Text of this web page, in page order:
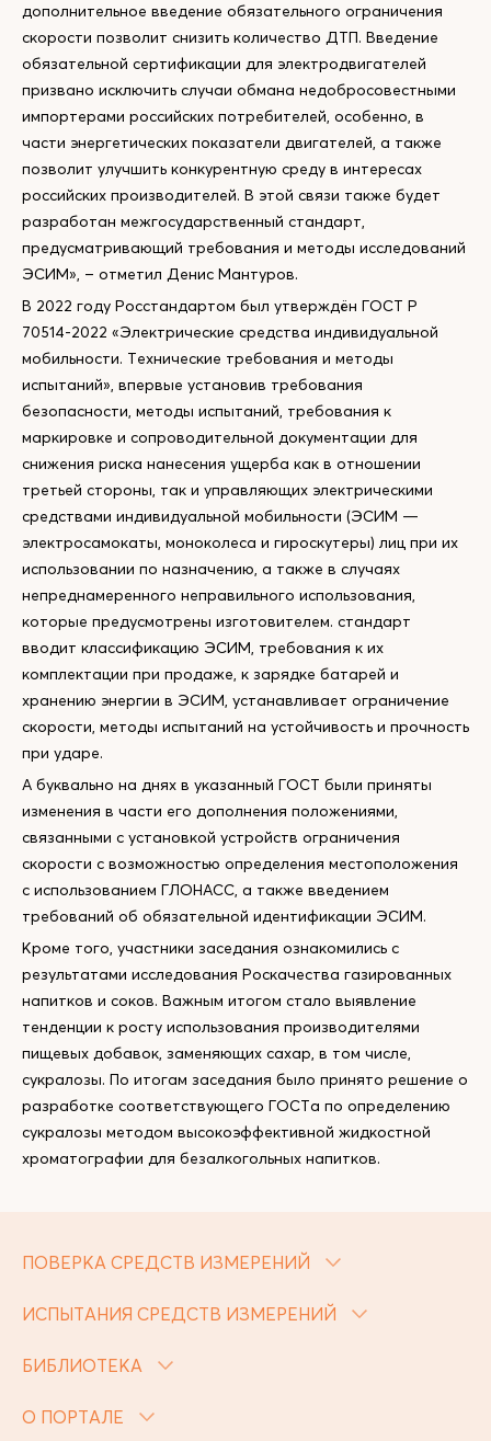
дополнительное введение обязательного ограничения
скорости позволит снизить количество ДТП. Введение
обязательной сертификации для электродвигателей
призвано исключить случаи обмана недобросовестными
импортерами российских потребителей, особенно, в
части энергетических показатели двигателей, а также
позволит улучшить конкурентную среду в интересах
российских производителей. В этой связи также будет
разработан межгосударственный стандарт,
предусматривающий требования и методы исследований
ЭСИМ», – отметил Денис Мантуров.
В 2022 году Росстандартом был утверждён ГОСТ Р
70514-2022 «Электрические средства индивидуальной
мобильности. Технические требования и методы
испытаний», впервые установив требования
безопасности, методы испытаний, требования к
маркировке и сопроводительной документации для
снижения риска нанесения ущерба как в отношении
третьей стороны, так и управляющих электрическими
средствами индивидуальной мобильности (ЭСИМ —
электросамокаты, моноколеса и гироскутеры) лиц при их
использовании по назначению, а также в случаях
непреднамеренного неправильного использования,
которые предусмотрены изготовителем. стандарт
вводит классификацию ЭСИМ, требования к их
комплектации при продаже, к зарядке батарей и
хранению энергии в ЭСИМ, устанавливает ограничение
скорости, методы испытаний на устойчивость и прочность
при ударе.
А буквально на днях в указанный ГОСТ были приняты
изменения в части его дополнения положениями,
связанными с установкой устройств ограничения
скорости с возможностью определения местоположения
с использованием ГЛОНАСС, а также введением
требований об обязательной идентификации ЭСИМ.
Кроме того, участники заседания ознакомились с
результатами исследования Роскачества газированных
напитков и соков. Важным итогом стало выявление
тенденции к росту использования производителями
пищевых добавок, заменяющих сахар, в том числе,
сукралозы. По итогам заседания было принято решение о
разработке соответствующего ГОСТа по определению
сукралозы методом высокоэффективной жидкостной
хроматографии для безалкогольных напитков.
ПОВЕРКА СРЕДСТВ ИЗМЕРЕНИЙ
ИСПЫТАНИЯ СРЕДСТВ ИЗМЕРЕНИЙ
БИБЛИОТЕКА
О ПОРТАЛЕ